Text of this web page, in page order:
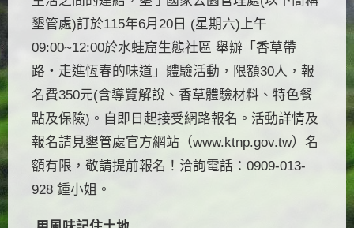
墾管處)訂於115年6月20日 (星期六)上午
09:00~12:00於水蛙窟生態社區 舉辦「香草帶
路・走進恆春的味道」體驗活動，限額30人，報
名費350元(含導覽解說、香草體驗材料、特色餐
點及保險)。自即日起接受網路報名。活動詳情及
報名請見墾管處官方網站（www.ktnp.gov.tw）名
額有限，敬請提前報名！洽詢電話：0909-013-
928 鍾小姐。